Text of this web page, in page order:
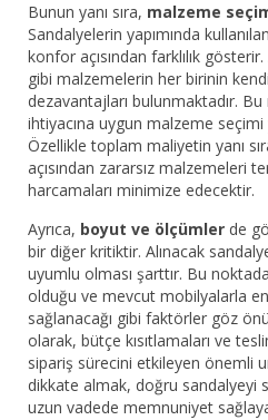
Bunun yanı sıra, malzeme
Sandalyelerin yapımında
konfor açısından farklılık
gibi malzemelerin her birinin
dezavantajları bulunmaktadır. Bu
ihtiyacına uygun malzeme seçimi
Özellikle toplam maliyetin yanı
açısından zararsız malzemeleri
harcamaları minimize edecektir.
Ayrıca, boyut ve ölçümler de
bir diğer kritiktir. Alınacak
uyumlu olması şarttır. Bu
olduğu ve mevcut mobilyalarla
sağlanacağı gibi faktörler göz
olarak, bütçe kısıtlamaları ve
sipariş sürecini etkileyen önemli
dikkate almak, doğru sandalyeyi
uzun vadede memnuniyet